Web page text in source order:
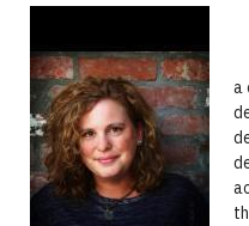
a